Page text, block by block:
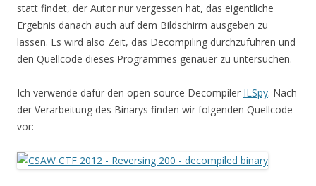
statt findet, der Autor nur vergessen hat, das eigentliche
Ergebnis danach auch auf dem Bildschirm ausgeben zu
lassen. Es wird also Zeit, das Decompiling durchzuführen und
den Quellcode dieses Programmes genauer zu untersuchen.
Ich verwende dafür den open-source Decompiler ILSpy. Nach
der Verarbeitung des Binarys finden wir folgenden Quellcode
vor: